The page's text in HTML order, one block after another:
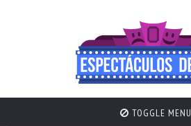
TOGGLE MENU